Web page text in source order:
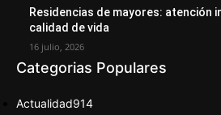
Residencias de mayores: atención
calidad de vida
16 julio, 2026
Categorias Populares
Actualidad914